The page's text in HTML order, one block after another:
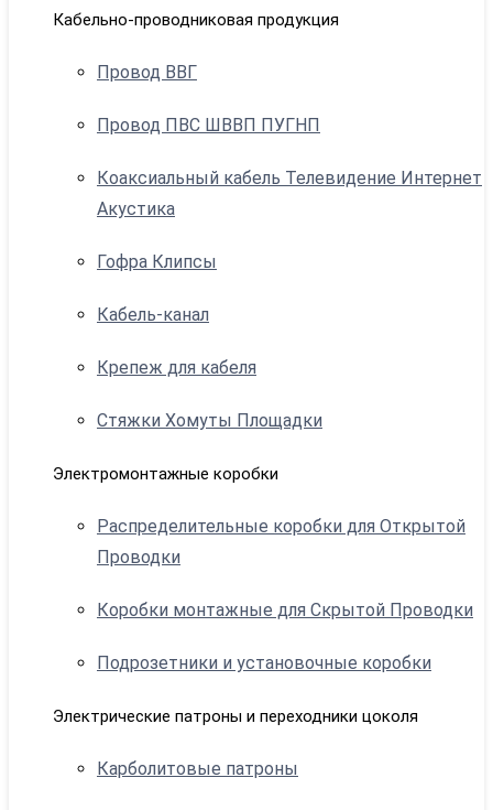
Кабельно-проводниковая продукция
Провод ВВГ
Провод ПВС ШВВП ПУГНП
Коаксиальный кабель Телевидение Интернет
Акустика
Гофра Клипсы
Кабель-канал
Крепеж для кабеля
Стяжки Хомуты Площадки
Электромонтажные коробки
Распределительные коробки для Открытой
Проводки
Коробки монтажные для Скрытой Проводки
Подрозетники и установочные коробки
Электрические патроны и переходники цоколя
Карболитовые патроны